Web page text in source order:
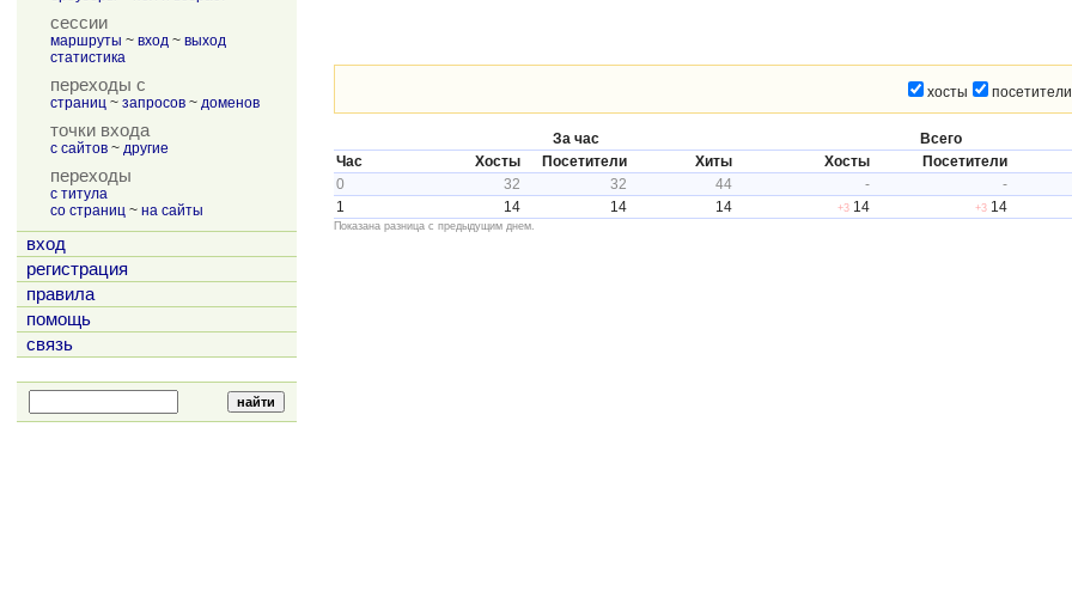
сессии
маршруты ~ вход ~ выход
статистика
переходы с
страниц ~ запросов ~ доменов
точки входа
с сайтов ~ другие
переходы
с титула
со страниц ~ на сайты
вход
регистрация
правила
помощь
связь
хосты посетители
За час
Всего
Час
Хосты Посетители Хиты Хосты Посетители
0
32 32 44 - -
1
14 14 14 +3 14 +3 14
Показана разница с предыдущим днем.